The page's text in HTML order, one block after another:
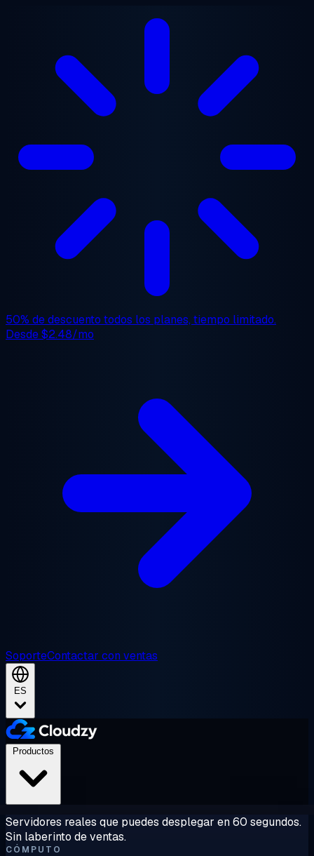
50% de descuento todos los planes, tiempo limitado.
Desde$2.48/mo
SoporteContactar con ventas
ES
Servidores reales que puedes desplegar en 60 segundos.
Sin laberinto de ventas.
CÓMPUTO